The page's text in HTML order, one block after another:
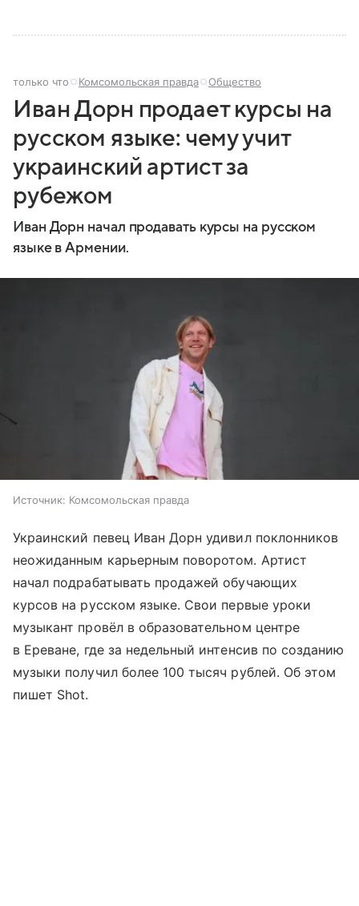
только что Комсомольская правда Общество
Иван Дорн продает курсы на
русском языке: чему учит
украинский артист за
рубежом
Иван Дорн начал продавать курсы на русском
языке в Армении.
Источник: Комсомольская правда
Украинский певец Иван Дорн удивил поклонников
неожиданным карьерным поворотом. Артист
начал подрабатывать продажей обучающих
курсов на русском языке. Свои первые уроки
музыкант провёл в образовательном центре
в Ереване, где за недельный интенсив по созданию
музыки получил более 100 тысяч рублей. Об этом
пишет Shot.